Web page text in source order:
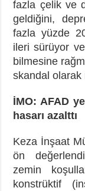
fazla çelik ve
geldiğini,
fazla yüzde
ileri sürüyor
bilmesine
skandal olarak
İMO: AFAD
hasarı azalttı
Keza İnşaat
ön
zemin
konstrüktif